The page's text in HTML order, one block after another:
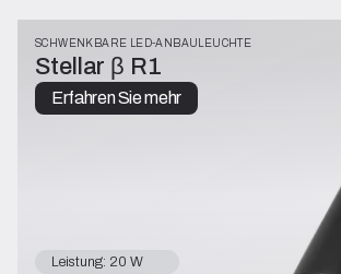
SCHWENKBARE LED-ANBAULEUCHTE
Stellar β R1
Erfahren Sie mehr
Leistung: 20 W